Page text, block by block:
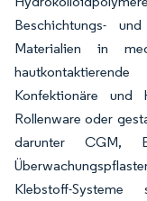
Beschichtungs-
Materialien in
Konfektionäre und
Rollenware oder
darunter CGM,
Klebstoff-